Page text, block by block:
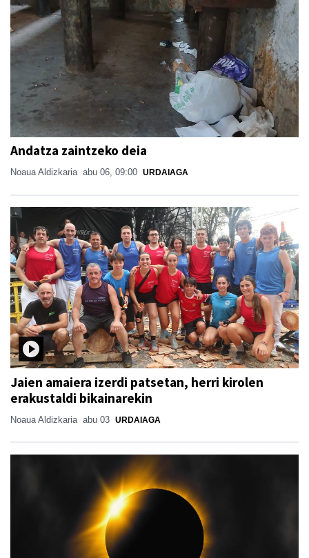
Andatza zaintzeko deia
Noaua Aldizkaria abu 06, 09:00 URDAIAGA
Jaien amaiera izerdi patsetan, herri kirolen
erakustaldi bikainarekin
Noaua Aldizkaria abu 03 URDAIAGA